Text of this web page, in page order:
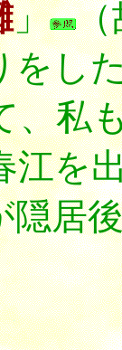
」
（
をし
、私
江を
隠居